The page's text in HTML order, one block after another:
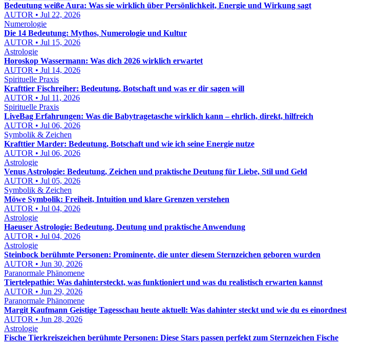
Bedeutung weiße Aura: Was sie wirklich über Persönlichkeit, Energie und Wirkung sagt
AUTOR • Jul 22, 2026
Numerologie
Die 14 Bedeutung: Mythos, Numerologie und Kultur
AUTOR • Jul 15, 2026
Astrologie
Horoskop Wassermann: Was dich 2026 wirklich erwartet
AUTOR • Jul 14, 2026
Spirituelle Praxis
Krafttier Fischreiher: Bedeutung, Botschaft und was er dir sagen will
AUTOR • Jul 11, 2026
Spirituelle Praxis
LiveBag Erfahrungen: Was die Babytragetasche wirklich kann – ehrlich, direkt, hilfreich
AUTOR • Jul 06, 2026
Symbolik & Zeichen
Krafttier Marder: Bedeutung, Botschaft und wie ich seine Energie nutze
AUTOR • Jul 06, 2026
Astrologie
Venus Astrologie: Bedeutung, Zeichen und praktische Deutung für Liebe, Stil und Geld
AUTOR • Jul 05, 2026
Symbolik & Zeichen
Möwe Symbolik: Freiheit, Intuition und klare Grenzen verstehen
AUTOR • Jul 04, 2026
Astrologie
Haeuser Astrologie: Bedeutung, Deutung und praktische Anwendung
AUTOR • Jul 04, 2026
Astrologie
Steinbock berühmte Personen: Prominente, die unter diesem Sternzeichen geboren wurden
AUTOR • Jun 30, 2026
Paranormale Phänomene
Tiertelepathie: Was dahintersteckt, was funktioniert und was du realistisch erwarten kannst
AUTOR • Jun 29, 2026
Paranormale Phänomene
Margit Kaufmann Geistige Tagesschau heute aktuell: Was dahinter steckt und wie du es einordnest
AUTOR • Jun 28, 2026
Astrologie
Fische Tierkreiszeichen berühmte Personen: Diese Stars passen perfekt zum Sternzeichen Fische